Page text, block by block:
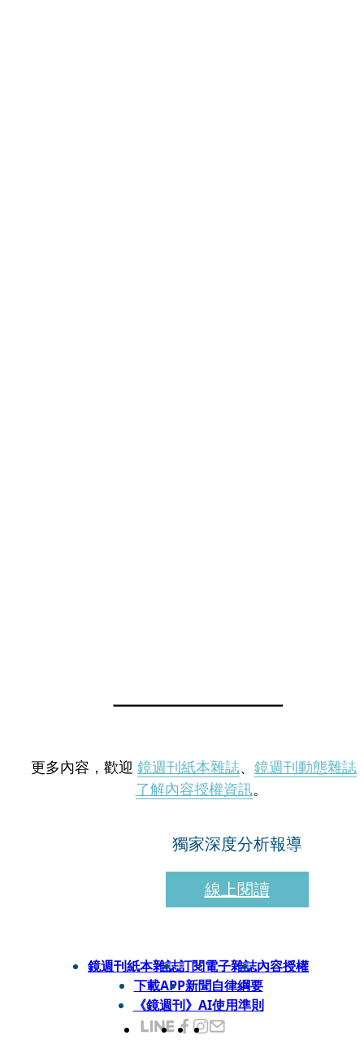
更多內容，歡迎 鏡週刊紙本雜誌、 鏡週刊動態雜誌
了解內容授權資訊。
獨家深度分析報導
線上閱讀
鏡週刊紙本雜誌訂閱電子雜誌內容授權
下載APP新聞自律綱要
《鏡週刊》AI使用準則